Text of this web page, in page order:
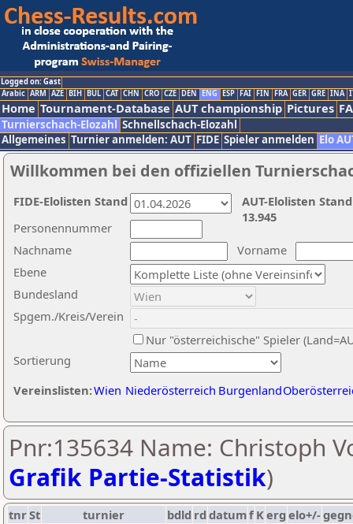
Logged on: Gast
Arabic ARM AZE BIH BUL CAT CHN CRO CZE DEN ENG ESP FAI FIN FRA GER GRE INA
Home Tournament-Database AUT championship Pictures
Turnierschach-Elozahl Schnellschach-Elozahl
Allgemeines Turnier anmelden: AUT FIDE Spieler anmelden Elo
Willkommen bei den offiziellen
Nachname
Vorname
Ebene
Sortierung
Personennummer
Bundesland
Spgem./Kreis/Verein
Nur "österreichische" Spieler
Vereinslisten:Wien Niederösterreich Burgenland
AUT-Elolisten
13.945
FIDE-Elolisten Stand
Pnr:135634 Name: Christoph
Grafik Partie-Statistik)
tnrSt turnier bdld rd datumf Kerg elo+/-